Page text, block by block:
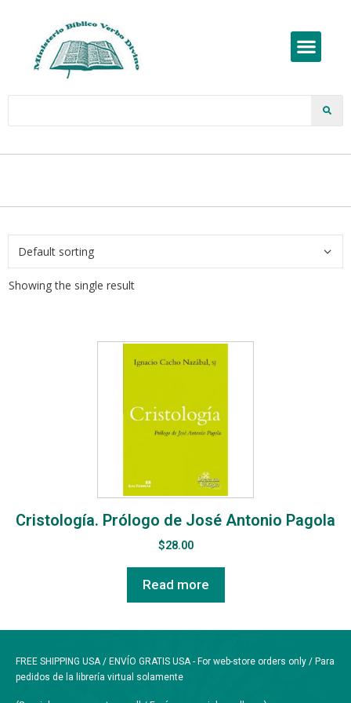
Showing the single result
Cristología. Prólogo de José Antonio Pagola
$28.00
Read more
FREE SHIPPING USA / ENVÍO GRATIS USA - For web-store orders only / Para
pedidos de la librería virtual solamente